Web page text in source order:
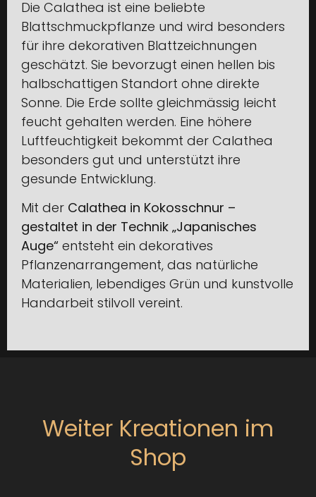
Die Calathea ist eine beliebte
Blattschmuckpflanze und wird besonders
für ihre dekorativen Blattzeichnungen
geschätzt. Sie bevorzugt einen hellen bis
halbschattigen Standort ohne direkte
Sonne. Die Erde sollte gleichmässig leicht
feucht gehalten werden. Eine höhere
Luftfeuchtigkeit bekommt der Calathea
besonders gut und unterstützt ihre
gesunde Entwicklung.
Mit der Calathea in Kokosschnur –
gestaltet in der Technik „Japanisches
Auge“ entsteht ein dekoratives
Pflanzenarrangement, das natürliche
Materialien, lebendiges Grün und kunstvolle
Handarbeit stilvoll vereint.
Weiter Kreationen im
Shop